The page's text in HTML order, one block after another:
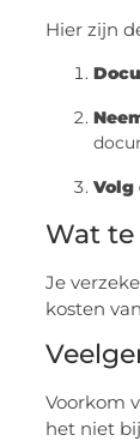
Hier zijn
Volg
Wat te
Je
kosten
Voorkom
het niet